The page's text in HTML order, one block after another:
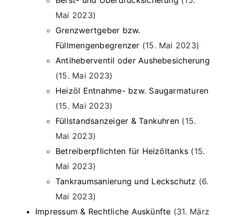
Mai 2023)
Grenzwertgeber bzw.
Füllmengenbegrenzer (15. Mai 2023)
Antiheberventil oder Aushebesicherung
(15. Mai 2023)
Heizöl Entnahme- bzw. Saugarmaturen
(15. Mai 2023)
Füllstandsanzeiger & Tankuhren (15.
Mai 2023)
Betreiberpflichten für Heizöltanks (15.
Mai 2023)
Tankraumsanierung und Leckschutz (6.
Mai 2023)
Impressum & Rechtliche Auskünfte (31. März